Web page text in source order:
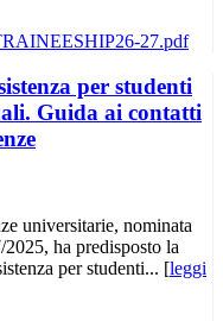
per studenti
Guida ai contatti
universitarie, nominata
ha predisposto la
per studenti... [leggi